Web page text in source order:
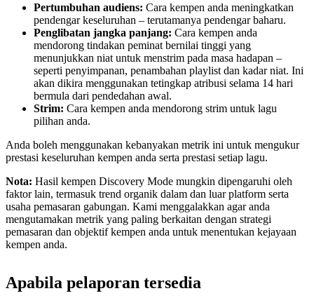
Pertumbuhan audiens: Cara kempen anda meningkatkan
pendengar keseluruhan – terutamanya pendengar baharu.
Penglibatan jangka panjang: Cara kempen anda
mendorong tindakan peminat bernilai tinggi yang
menunjukkan niat untuk menstrim pada masa hadapan –
seperti penyimpanan, penambahan playlist dan kadar niat. Ini
akan dikira menggunakan tetingkap atribusi selama 14 hari
bermula dari pendedahan awal.
Strim: Cara kempen anda mendorong strim untuk lagu
pilihan anda.
Anda boleh menggunakan kebanyakan metrik ini untuk mengukur
prestasi keseluruhan kempen anda serta prestasi setiap lagu.
Nota: Hasil kempen Discovery Mode mungkin dipengaruhi oleh
faktor lain, termasuk trend organik dalam dan luar platform serta
usaha pemasaran gabungan. Kami menggalakkan agar anda
mengutamakan metrik yang paling berkaitan dengan strategi
pemasaran dan objektif kempen anda untuk menentukan kejayaan
kempen anda.
Apabila pelaporan tersedia